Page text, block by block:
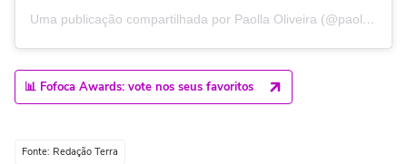
Uma publicação compartilhada por Paolla Oliveira (@paollaoliveirareal)
📊 Fofoca Awards: vote nos seus favoritos
Fonte: Redação Terra